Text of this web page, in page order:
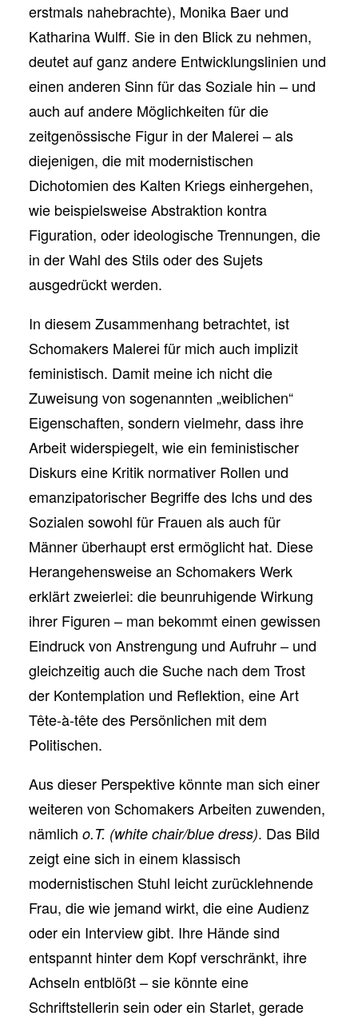
erstmals nahebrachte), Monika Baer und
Katharina Wulff. Sie in den Blick zu nehmen,
deutet auf ganz andere Entwicklungslinien und
einen anderen Sinn für das Soziale hin – und
auch auf andere Möglichkeiten für die
zeitgenössische Figur in der Malerei – als
diejenigen, die mit modernistischen
Dichotomien des Kalten Kriegs einhergehen,
wie beispielsweise Abstraktion kontra
Figuration, oder ideologische Trennungen, die
in der Wahl des Stils oder des Sujets
ausgedrückt werden.
In diesem Zusammenhang betrachtet, ist
Schomakers Malerei für mich auch implizit
feministisch. Damit meine ich nicht die
Zuweisung von sogenannten „weiblichen“
Eigenschaften, sondern vielmehr, dass ihre
Arbeit widerspiegelt, wie ein feministischer
Diskurs eine Kritik normativer Rollen und
emanzipatorischer Begriffe des Ichs und des
Sozialen sowohl für Frauen als auch für
Männer überhaupt erst ermöglicht hat. Diese
Herangehensweise an Schomakers Werk
erklärt zweierlei: die beunruhigende Wirkung
ihrer Figuren – man bekommt einen gewissen
Eindruck von Anstrengung und Aufruhr – und
gleichzeitig auch die Suche nach dem Trost
der Kontemplation und Reflektion, eine Art
Tête-à-tête des Persönlichen mit dem
Politischen.
Aus dieser Perspektive könnte man sich einer
weiteren von Schomakers Arbeiten zuwenden,
nämlich o.T. (white chair/blue dress). Das Bild
zeigt eine sich in einem klassisch
modernistischen Stuhl leicht zurücklehnende
Frau, die wie jemand wirkt, die eine Audienz
oder ein Interview gibt. Ihre Hände sind
entspannt hinter dem Kopf verschränkt, ihre
Achseln entblößt – sie könnte eine
Schriftstellerin sein oder ein Starlet, gerade